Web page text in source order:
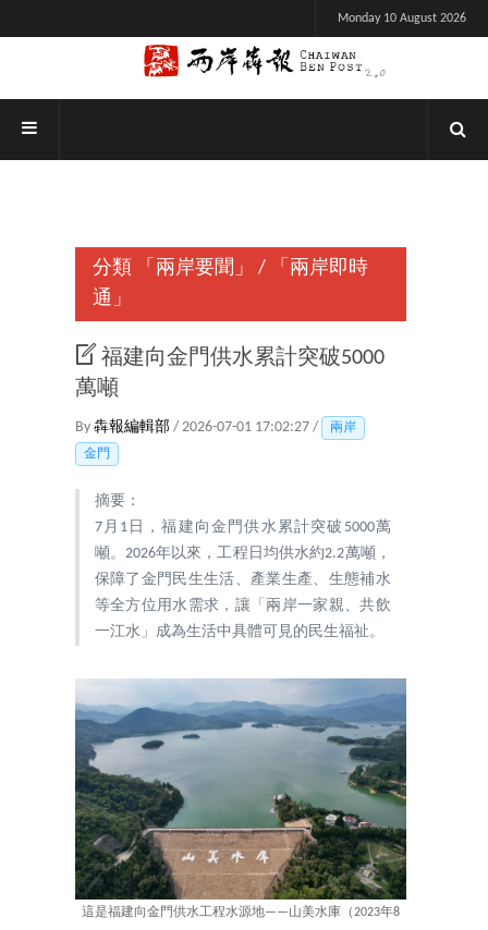
Monday 10 August 2026
分類 「兩岸要聞」 /
「兩岸即時
通」
福建向金門供水累計突破5000
萬噸
By 犇報編輯部 / 2026-07-01 17:02:27 /
兩岸
金門
摘要：
7月1日，福建向金門供水累計突破5000萬
噸。2026年以來，工程日均供水約2.2萬噸，
保障了金門民生生活、產業生產、生態補水
等全方位用水需求，讓「兩岸一家親、共飲
一江水」成為生活中具體可見的民生福祉。
這是福建向金門供水工程水源地——山美水庫（2023年8